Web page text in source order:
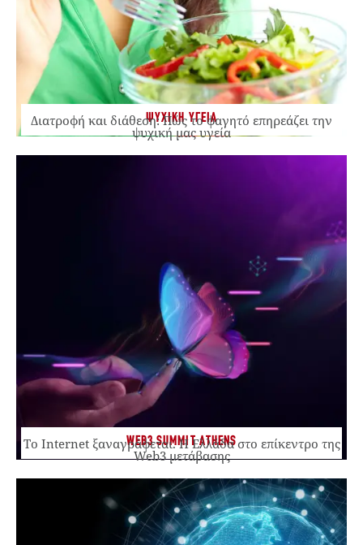
ΨΥΧΙΚΗ ΥΓΕΙΑ
Διατροφή και διάθεση: Πώς το φαγητό επηρεάζει την
ψυχική μας υγεία
WEB3 SUMMIT ATHENS
Το Internet ξαναγράφεται. Η Ελλάδα στο επίκεντρο της
Web3 μετάβασης